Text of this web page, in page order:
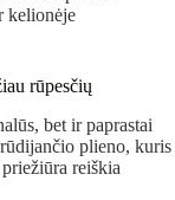
kelionėje
rūpesčių
bet ir paprastai
plieno, kuris
reiškia